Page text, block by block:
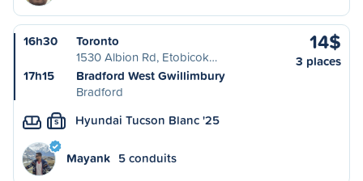
16h30
Toronto
1530 Albion Rd, Etobicok…
17h15
Bradford West Gwillimbury
Bradford
14$
3 places
S Hyundai Tucson Blanc '25
Mayank 5 conduits